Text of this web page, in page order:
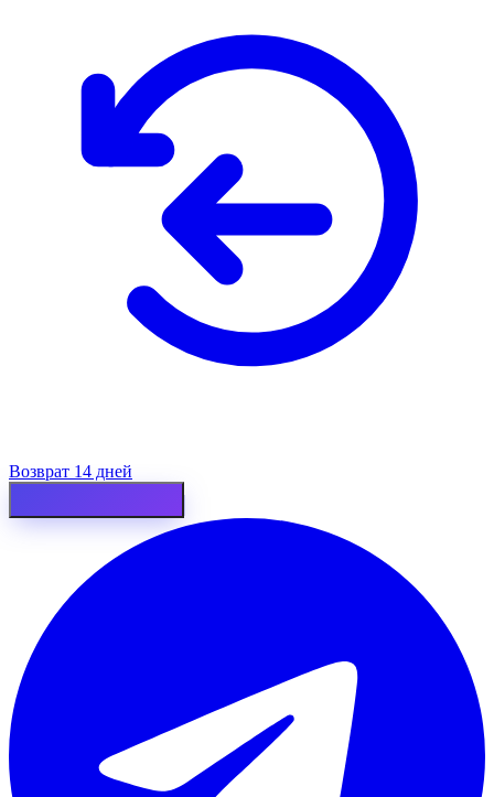
Возврат 14 дней